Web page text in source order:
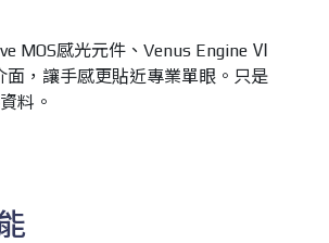
MOS感光元件、Venus Engine Ⅵ
，讓手感更貼近專業單眼。只是
料。